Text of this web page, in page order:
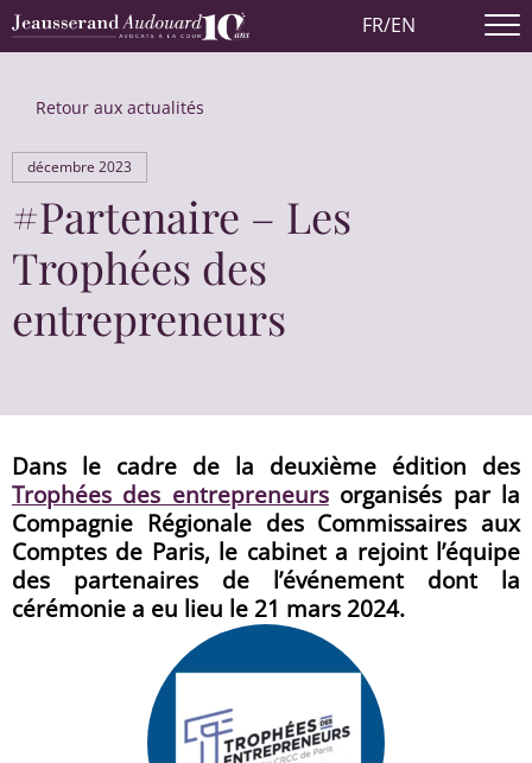
FR/EN
Retour aux actualités
décembre 2023
#Partenaire – Les
Trophées des
entrepreneurs
Dans le cadre de la deuxième édition des
Trophées des entrepreneursorganisés par la
Compagnie Régionale des Commissaires aux
Comptes de Paris, le cabinet a rejoint l’équipe
des partenaires de l’événement dont la
cérémonie a eu lieu le 21 mars 2024.